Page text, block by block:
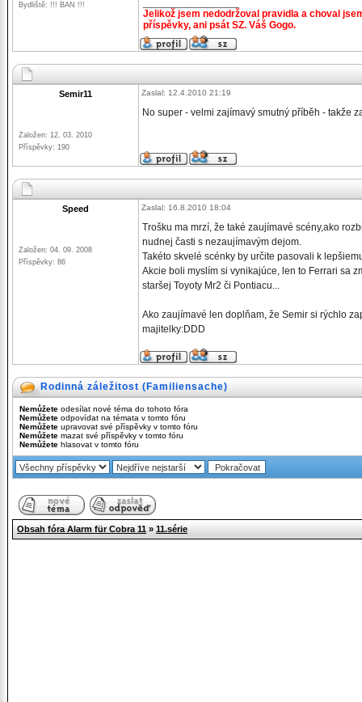
Bydliště: !!! BAN !!!
Jelikož jsem nedodržoval pravidla a choval
příspěvky, ani psát SZ. Váš Gogo.
Semir11
Založen: 12. 03. 2010
Příspěvky: 190
Zaslal: 12.4.2010 21:19
No super - velmi zajímavý smutný příběh - takže
Speed
Založen: 04. 09. 2008
Příspěvky: 86
Zaslal: 16.8.2010 18:04
Trošku ma mrzí, že také zaujímavé scény,ako
nudnej časti s nezaujímavým dejom.
Takéto skvelé scénky by určite pasovali k
Akcie boli myslím si vynikajúce, len to Ferrari sa
staršej Toyoty Mr2 či Pontiacu...
Ako zaujímavé len doplňam, že Semir si rýchlo
majitelky:DDD
Rodinná záležitost (Familiensache)
Nemůžete odesílat nové téma do tohoto fóra
Nemůžete odpovídat na témata v tomto fóru
Nemůžete upravovat své příspěvky v tomto fóru
Nemůžete mazat své příspěvky v tomto fóru
Nemůžete hlasovat v tomto fóru
Obsah fóra Alarm für Cobra 11 » 11.série